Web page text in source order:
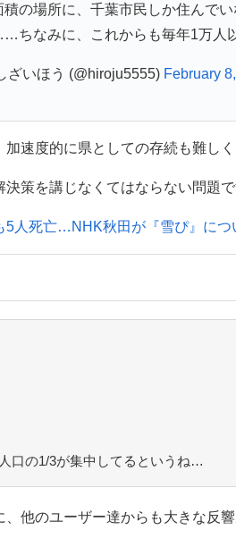
の場所に、千葉市民しか住んで
なみに、これからも毎年1万人
いほう (@hiroju5555) February
速度的に県としての存続も難しく
策を講じなくてはならない問題で
5人死亡…NHK秋田が『雪ぴ』につ
口の1/3が集中してるというね…
他のユーザー達からも大きな反響